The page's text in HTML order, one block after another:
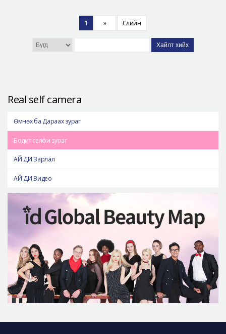
1 » Сүүлийн
Хайлт хийх
Real self camera
Өмнөх ба Дараах зураг
Бодит селфи зураг
АЙ ДИ Зарлал
АЙ ДИ Видео